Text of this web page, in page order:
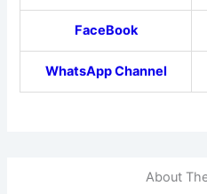
FaceBook
WhatsApp Channel
About